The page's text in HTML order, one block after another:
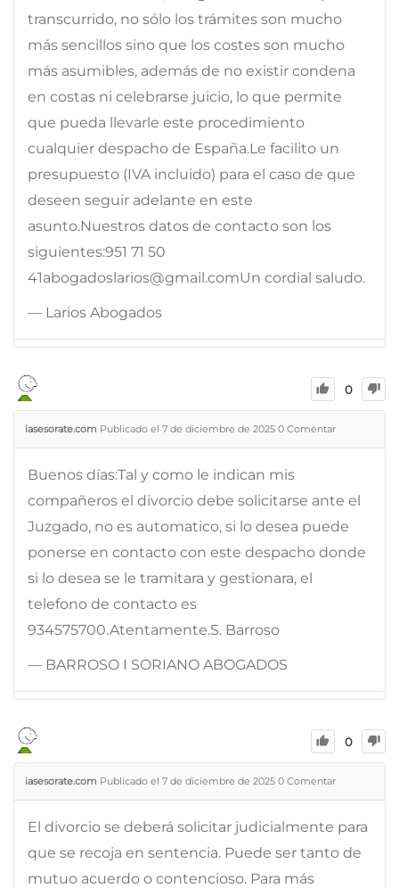
transcurrido, no sólo los trámites son mucho
más sencillos sino que los costes son mucho
más asumibles, además de no existir condena
en costas ni celebrarse juicio, lo que permite
que pueda llevarle este procedimiento
cualquier despacho de España.Le facilito un
presupuesto (IVA incluido) para el caso de que
deseen seguir adelante en este
asunto.Nuestros datos de contacto son los
siguientes:951 71 50
41abogadoslarios@gmail.comUn cordial saludo.
— Larios Abogados
0
iasesorate.com Publicado el 7 de diciembre de 2025 0 Comentar
Buenos días:Tal y como le indican mis
compañeros el divorcio debe solicitarse ante el
Juzgado, no es automatico, si lo desea puede
ponerse en contacto con este despacho donde
si lo desea se le tramitara y gestionara, el
telefono de contacto es
934575700.Atentamente.S. Barroso
— BARROSO I SORIANO ABOGADOS
0
iasesorate.com Publicado el 7 de diciembre de 2025 0 Comentar
El divorcio se deberá solicitar judicialmente para
que se recoja en sentencia. Puede ser tanto de
mutuo acuerdo o contencioso. Para más